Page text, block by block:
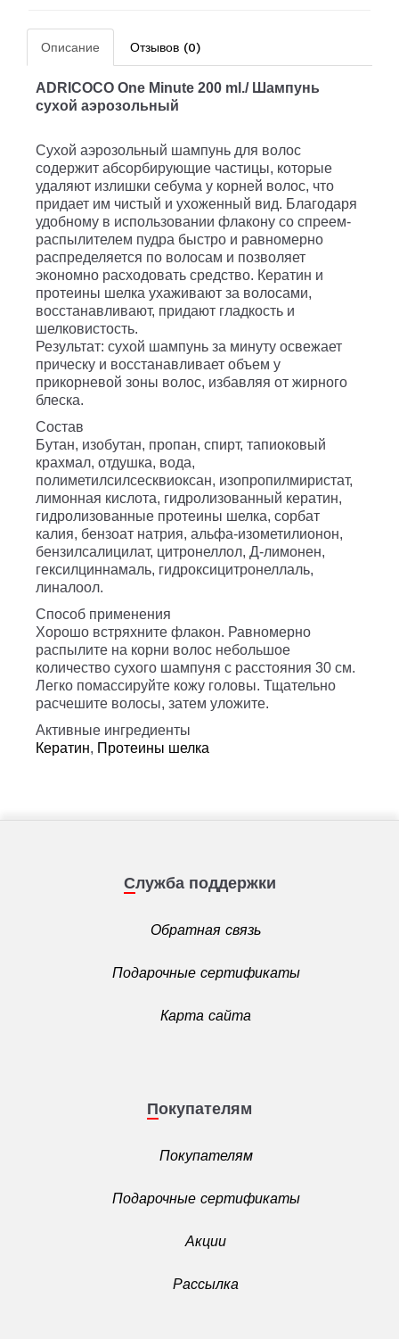
Описание Отзывов (0)
ADRICOCO One Minute 200 ml./ Шампунь
сухой аэрозольный
Сухой аэрозольный шампунь для волос
содержит абсорбирующие частицы, которые
удаляют излишки себума у корней волос, что
придает им чистый и ухоженный вид. Благодаря
удобному в использовании флакону со спреем-
распылителем пудра быстро и равномерно
распределяется по волосам и позволяет
экономно расходовать средство. Кератин и
протеины шелка ухаживают за волосами,
восстанавливают, придают гладкость и
шелковистость.
Результат: сухой шампунь за минуту освежает
прическу и восстанавливает объем у
прикорневой зоны волос, избавляя от жирного
блеска.
Состав
Бутан, изобутан, пропан, спирт, тапиоковый
крахмал, отдушка, вода,
полиметилсилсесквиоксан, изопропилмиристат,
лимонная кислота, гидролизованный кератин,
гидролизованные протеины шелка, сорбат
калия, бензоат натрия, альфа-изометилионон,
бензилсалицилат, цитронеллол, Д-лимонен,
гексилциннамаль, гидроксицитронеллаль,
линалоол.
Способ применения
Хорошо встряхните флакон. Равномерно
распылите на корни волос небольшое
количество сухого шампуня с расстояния 30 см.
Легко помассируйте кожу головы. Тщательно
расчешите волосы, затем уложите.
Активные ингредиенты
Кератин, Протеины шелка
Служба поддержки
Обратная связь
Подарочные сертификаты
Карта сайта
Покупателям
Покупателям
Подарочные сертификаты
Акции
Рассылка